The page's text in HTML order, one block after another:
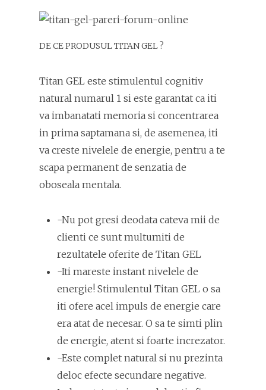
DE CE PRODUSUL TITAN GEL ?
Titan GEL este stimulentul cognitiv
natural numarul 1 si este garantat ca iti
va imbanatati memoria si concentrarea
in prima saptamana si, de asemenea, iti
va creste nivelele de energie, pentru a te
scapa permanent de senzatia de
oboseala mentala.
-Nu pot gresi deodata cateva mii de
clienti ce sunt multumiti de
rezultatele oferite de Titan GEL
-Iti mareste instant nivelele de
energie! Stimulentul Titan GEL o sa
iti ofere acel impuls de energie care
era atat de necesar. O sa te simti plin
de energie, atent si foarte increzator.
-Este complet natural si nu prezinta
deloc efecte secundare negative.